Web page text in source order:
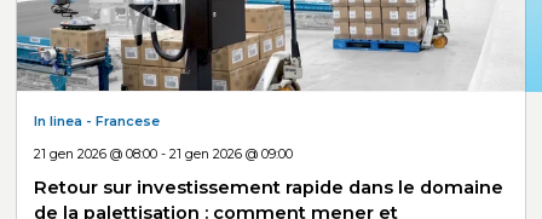
In linea - Francese
21 gen 2026 @ 08:00 - 21 gen 2026 @ 09:00
Retour sur investissement rapide dans le domaine
de la palettisation : comment mener et